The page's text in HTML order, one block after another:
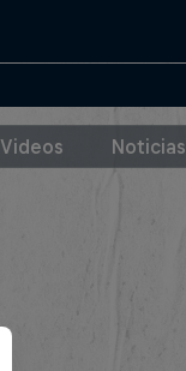
Videos Noticias